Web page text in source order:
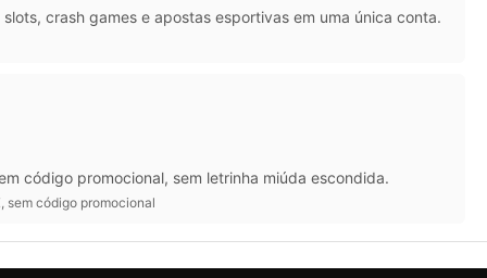
crash games e apostas esportivas em uma única conta.
código promocional, sem letrinha miúda escondida.
sem código promocional